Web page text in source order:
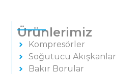
Ürünlerimiz
Kompresörler
Soğutucu Akışkanlar
Bakır Borular